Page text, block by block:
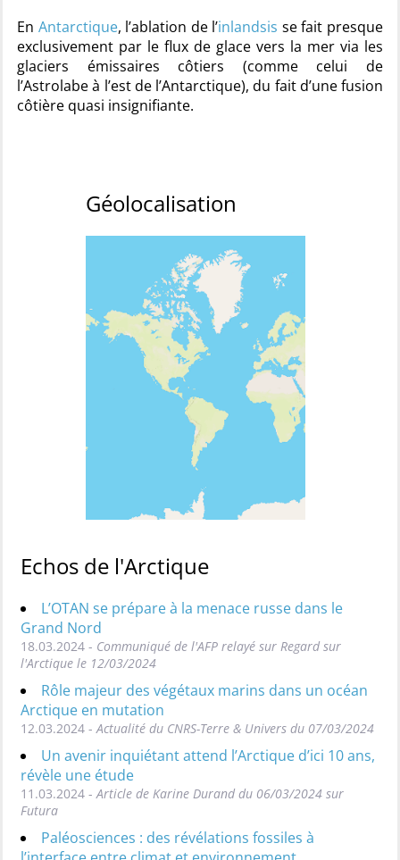
En Antarctique, l’ablation de l’inlandsis se fait presque
exclusivement par le flux de glace vers la mer via les
glaciers émissaires côtiers (comme celui de
l’Astrolabe à l’est de l’Antarctique), du fait d’une fusion
côtière quasi insignifiante.
Géolocalisation
Echos de l'Arctique
L’OTAN se prépare à la menace russe dans le
Grand Nord
18.03.2024 - Communiqué de l'AFP relayé sur Regard sur
l'Arctique le 12/03/2024
Rôle majeur des végétaux marins dans un océan
Arctique en mutation
12.03.2024 - Actualité du CNRS-Terre & Univers du 07/03/2024
Un avenir inquiétant attend l’Arctique d’ici 10 ans,
révèle une étude
11.03.2024 - Article de Karine Durand du 06/03/2024 sur
Futura
Paléosciences : des révélations fossiles à